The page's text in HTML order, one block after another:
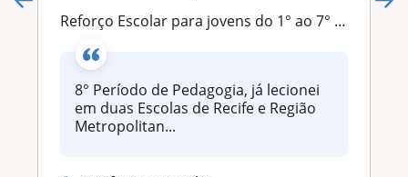
Reforço Escolar para jovens do 1° ao 7° ano
8° Período de Pedagogia, já lecionei
em duas Escolas de Recife e Região
Metropolitan...